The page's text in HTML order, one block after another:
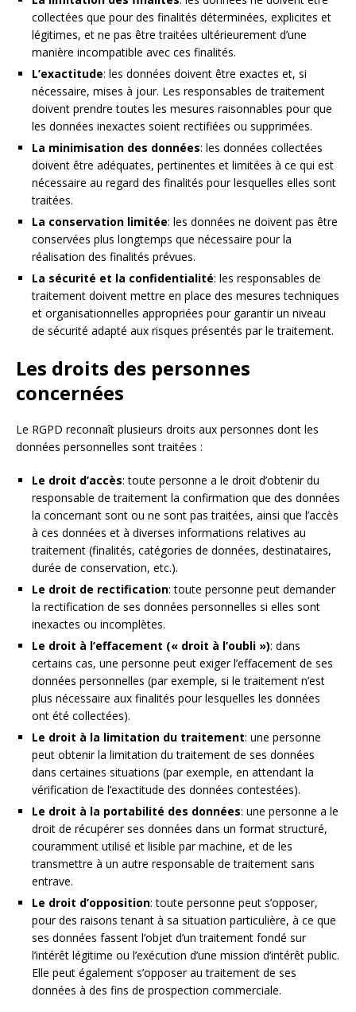
collectées que pour des finalités déterminées, explicites et
légitimes, et ne pas être traitées ultérieurement d’une
manière incompatible avec ces finalités.
L’exactitude: les données doivent être exactes et, si
nécessaire, mises à jour. Les responsables de traitement
doivent prendre toutes les mesures raisonnables pour que
les données inexactes soient rectifiées ou supprimées.
La minimisation des données: les données collectées
doivent être adéquates, pertinentes et limitées à ce qui est
nécessaire au regard des finalités pour lesquelles elles sont
traitées.
La conservation limitée: les données ne doivent pas être
conservées plus longtemps que nécessaire pour la
réalisation des finalités prévues.
La sécurité et la confidentialité: les responsables de
traitement doivent mettre en place des mesures techniques
et organisationnelles appropriées pour garantir un niveau
de sécurité adapté aux risques présentés par le traitement.
Les droits des personnes
concernées
Le RGPD reconnaît plusieurs droits aux personnes dont les
données personnelles sont traitées :
Le droit d’accès: toute personne a le droit d’obtenir du
responsable de traitement la confirmation que des données
la concernant sont ou ne sont pas traitées, ainsi que l’accès
à ces données et à diverses informations relatives au
traitement (finalités, catégories de données, destinataires,
durée de conservation, etc.).
Le droit de rectification: toute personne peut demander
la rectification de ses données personnelles si elles sont
inexactes ou incomplètes.
Le droit à l’effacement (« droit à l’oubli »): dans
certains cas, une personne peut exiger l’effacement de ses
données personnelles (par exemple, si le traitement n’est
plus nécessaire aux finalités pour lesquelles les données
ont été collectées).
Le droit à la limitation du traitement: une personne
peut obtenir la limitation du traitement de ses données
dans certaines situations (par exemple, en attendant la
vérification de l’exactitude des données contestées).
Le droit à la portabilité des données: une personne a le
droit de récupérer ses données dans un format structuré,
couramment utilisé et lisible par machine, et de les
transmettre à un autre responsable de traitement sans
entrave.
Le droit d’opposition: toute personne peut s’opposer,
pour des raisons tenant à sa situation particulière, à ce que
ses données fassent l’objet d’un traitement fondé sur
l’intérêt légitime ou l’exécution d’une mission d’intérêt public.
Elle peut également s’opposer au traitement de ses
données à des fins de prospection commerciale.